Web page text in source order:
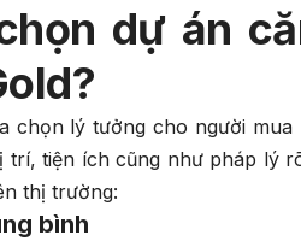
dự án
chọn lý tưởng cho người
trí, tiện ích cũng như pháp lý
thị trường:
bình